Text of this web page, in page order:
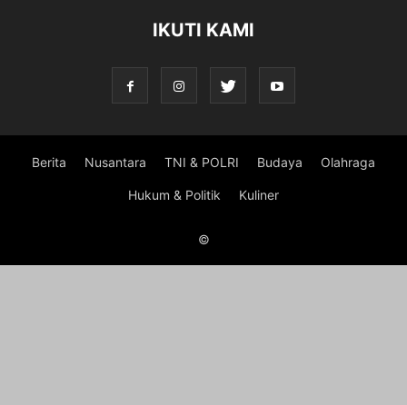
IKUTI KAMI
Berita Nusantara TNI & POLRI Budaya Olahraga
Hukum & Politik Kuliner
©